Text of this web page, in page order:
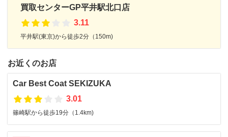
買取センターGP平井駅北口店
3.11
平井駅(東京)から徒歩2分（150m)
お近くのお店
Car Best Coat SEKIZUKA
3.01
篠崎駅から徒歩19分（1.4km)